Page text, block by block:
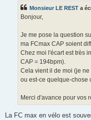
Monsieur LE REST a
Bonjour,
Je me pose la question
ma FCmax CAP soient
Chez moi l'écart est très
CAP = 194bpm).
Cela vient il de moi (je
ou est-ce quelque-chose
Merci d'avance pour vos
La FC max en vélo est